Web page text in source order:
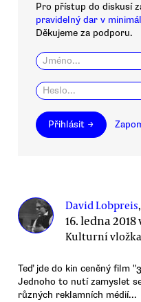
Pro přístup do diskusí
pravidelný dar v
Děkujeme za podporu.
Přihlásit →
David Lobpreis
16. ledna 2018
Kulturní vložka
Teď jde do kin ceněný film
Jednoho to nutí zamyslet
různých reklamních médií...